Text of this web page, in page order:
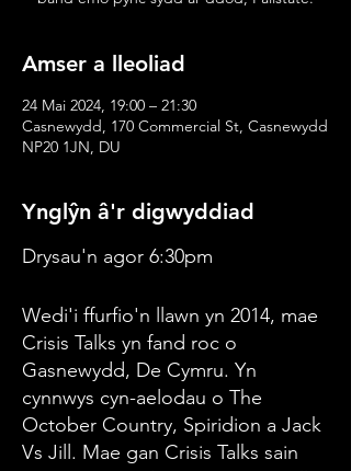
Amser a lleoliad
24 Mai 2024, 19:00 – 21:30
Casnewydd, 170 Commercial St, Casnewydd
NP20 1JN, DU
Ynglŷn â'r digwyddiad
Drysau'n agor 6:30pm
Wedi'i ffurfio'n llawn yn 2014, mae
Crisis Talks yn fand roc o
Gasnewydd, De Cymru. Yn
cynnwys cyn-aelodau o The
October Country, Spiridion a Jack
Vs Jill. Mae gan Crisis Talks sain